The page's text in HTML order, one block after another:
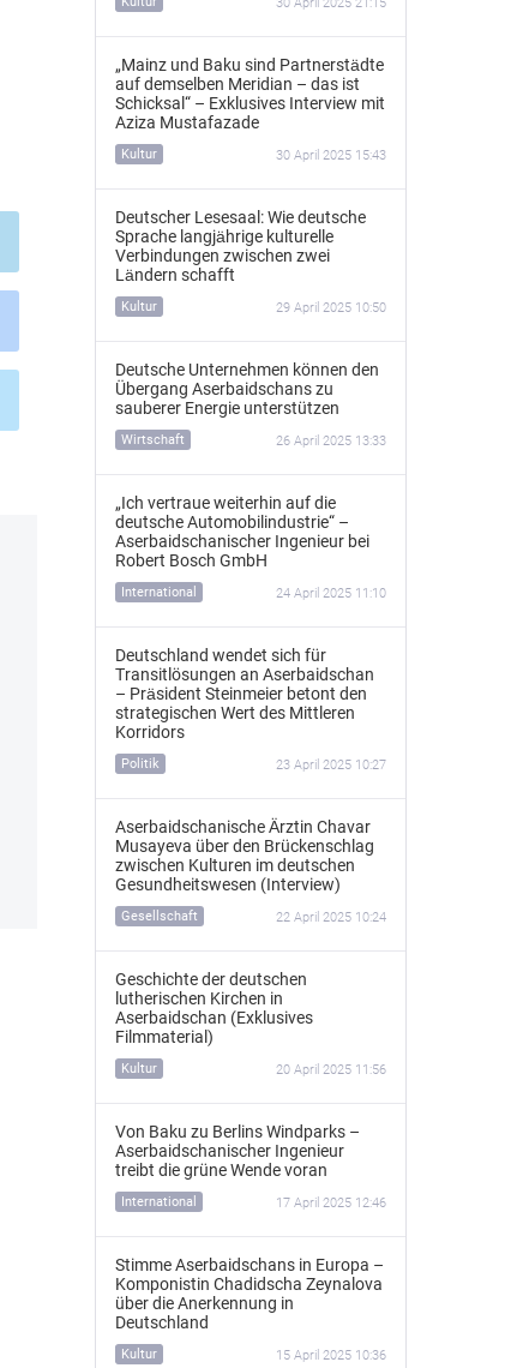
30 April 2025 21:15
„Mainz und Baku sind Partnerstädte
auf demselben Meridian – das ist
Schicksal“ – Exklusives Interview mit
Aziza Mustafazade
Kultur 30 April 2025 15:43
Deutscher Lesesaal: Wie deutsche
Sprache langjährige kulturelle
Verbindungen zwischen zwei
Ländern schafft
Kultur 29 April 2025 10:50
Deutsche Unternehmen können den
Übergang Aserbaidschans zu
sauberer Energie unterstützen
Wirtschaft 26 April 2025 13:33
„Ich vertraue weiterhin auf die
deutsche Automobilindustrie“ –
Aserbaidschanischer Ingenieur bei
Robert Bosch GmbH
International 24 April 2025 11:10
Deutschland wendet sich für
Transitlösungen an Aserbaidschan
– Präsident Steinmeier betont den
strategischen Wert des Mittleren
Korridors
Politik 23 April 2025 10:27
Aserbaidschanische Ärztin Chavar
Musayeva über den Brückenschlag
zwischen Kulturen im deutschen
Gesundheitswesen (Interview)
Gesellschaft 22 April 2025 10:24
Geschichte der deutschen
lutherischen Kirchen in
Aserbaidschan (Exklusives
Filmmaterial)
Kultur 20 April 2025 11:56
Von Baku zu Berlins Windparks –
Aserbaidschanischer Ingenieur
treibt die grüne Wende voran
International 17 April 2025 12:46
Stimme Aserbaidschans in Europa –
Komponistin Chadidscha Zeynalova
über die Anerkennung in
Deutschland
Kultur 15 April 2025 10:36